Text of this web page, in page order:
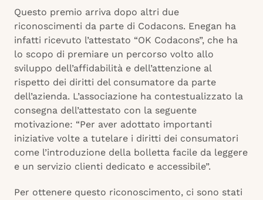
Questo premio arriva dopo altri due
riconoscimenti da parte di Codacons. Enegan ha
infatti ricevuto l’attestato “OK Codacons”, che ha
lo scopo di premiare un percorso volto allo
sviluppo dell’affidabilità e dell’attenzione al
rispetto dei diritti del consumatore da parte
dell’azienda. L’associazione ha contestualizzato la
consegna dell’attestato con la seguente
motivazione: “Per aver adottato importanti
iniziative volte a tutelare i diritti dei consumatori
come l’introduzione della bolletta facile da leggere
e un servizio clienti dedicato e accessibile”.
Per ottenere questo riconoscimento, ci sono stati